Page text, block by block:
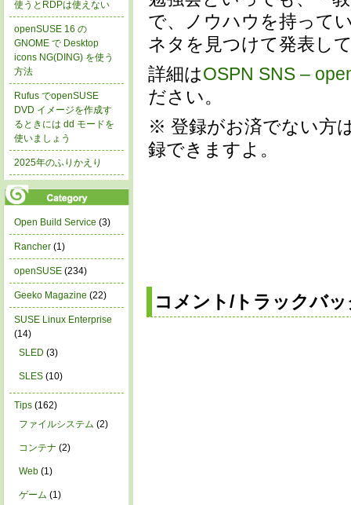
で、ノウハウを持って
ネタを見つけて発表し
詳細はOSPN SNS –
ださい。
※ 登録がお済でない方
録できますよ。
コメント/トラックバ
使うとRDPは使えない
openSUSE 16 の
GNOME で Desktop
icons NG(DING) を使う
方法
Rufus でopenSUSE
DVD イメージを作成す
るときには dd モードを
使いましょう
2025年のふりかえり
Open Build Service (3)
Rancher (1)
openSUSE (234)
Geeko Magazine (22)
SUSE Linux Enterprise
(14)
SLED (3)
SLES (10)
Tips (162)
ファイルシステム (2)
コンテナ (2)
Web (1)
ゲーム (1)